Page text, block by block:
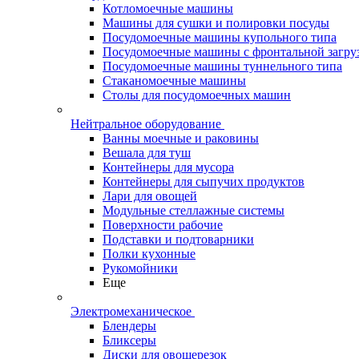
Котломоечные машины
Машины для сушки и полировки посуды
Посудомоечные машины купольного типа
Посудомоечные машины с фронтальной
Посудомоечные машины туннельного типа
Стаканомоечные машины
Столы для посудомоечных машин
Нейтральное оборудование
Ванны моечные и раковины
Вешала для туш
Контейнеры для мусора
Контейнеры для сыпучих продуктов
Лари для овощей
Модульные стеллажные системы
Поверхности рабочие
Подставки и подтоварники
Полки кухонные
Рукомойники
Еще
Электромеханическое
Блендеры
Бликсеры
Диски для овощерезок